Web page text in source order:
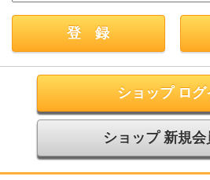
ショップ ログ
ショップ 新規